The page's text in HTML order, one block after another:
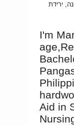
ירידת
I'm
Aid in